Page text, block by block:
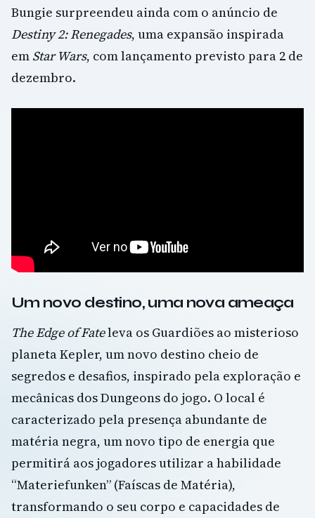
Bungie surpreendeu ainda com o anúncio de
Destiny 2: Renegades, uma expansão inspirada
em Star Wars, com lançamento previsto para 2 de
dezembro.
Um novo destino, uma nova ameaça
The Edge of Fateleva os Guardiões ao misterioso
planeta Kepler, um novo destino cheio de
segredos e desafios, inspirado pela exploração e
mecânicas dos Dungeons do jogo. O local é
caracterizado pela presença abundante de
matéria negra, um novo tipo de energia que
permitirá aos jogadores utilizar a habilidade
“Materiefunken” (Faíscas de Matéria),
transformando o seu corpo e capacidades de